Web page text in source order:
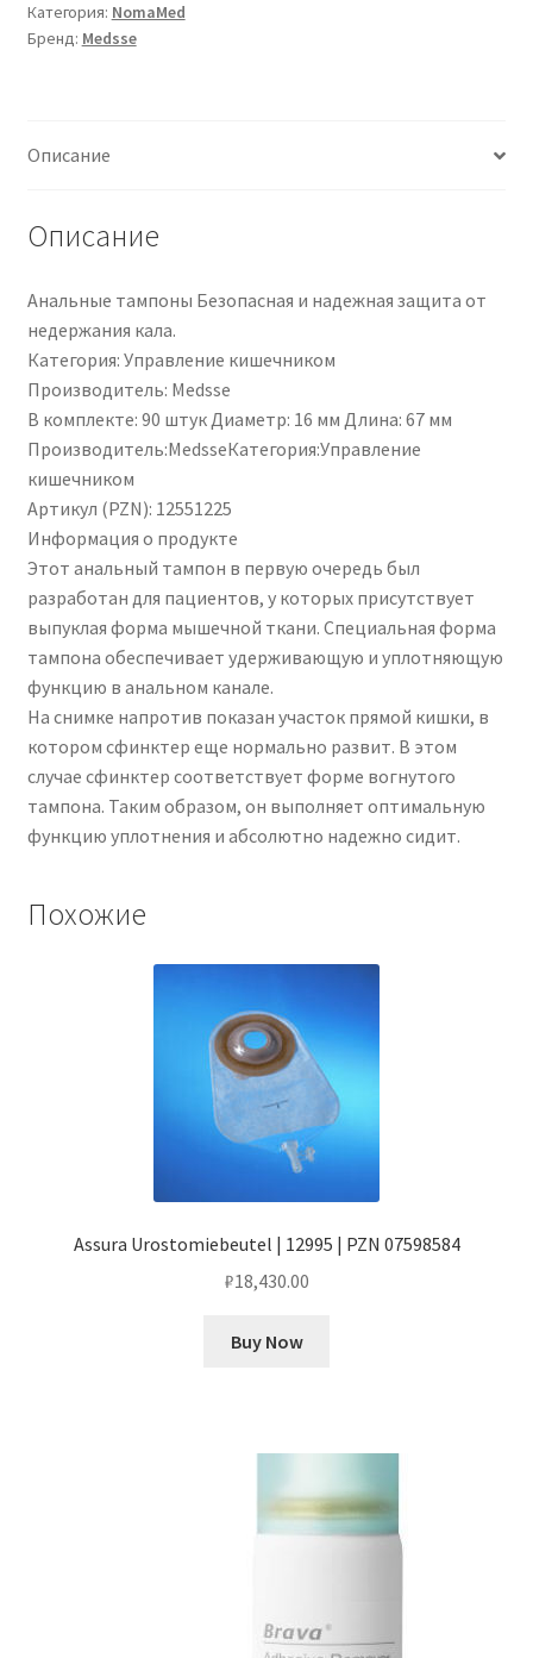
16
mm
PZN
Категория: NomaMed
Бренд: Medsse
Описание
Описание
Анальные тампоны Безопасная и надежная защита от
недержания кала.
Категория: Управление кишечником
Производитель: Medsse
В комплекте: 90 штук Диаметр: 16 мм Длина: 67 мм
Производитель:MedsseКатегория:Управление
кишечником
Артикул (PZN): 12551225
Информация о продукте
Этот анальный тампон в первую очередь был
разработан для пациентов, у которых присутствует
выпуклая форма мышечной ткани. Специальная форма
тампона обеспечивает удерживающую и уплотняющую
функцию в анальном канале.
На снимке напротив показан участок прямой кишки, в
котором сфинктер еще нормально развит. В этом
случае сфинктер соответствует форме вогнутого
тампона. Таким образом, он выполняет оптимальную
функцию уплотнения и абсолютно надежно сидит.
Похожие
Assura Urostomiebeutel | 12995 | PZN 07598584
₽18,430.00
Buy Now